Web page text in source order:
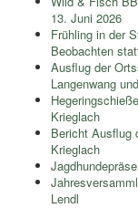
13. Juni 2026
Frühling in der
Beobachten
Ausflug der
Langenwang
Krieglach
Bericht Ausflug
Krieglach
Lendl